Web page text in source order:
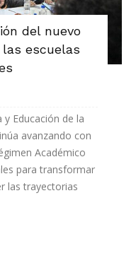
del nuevo
las escuelas
y Educación de la
avanzando con
Académico
para transformar
las trayectorias